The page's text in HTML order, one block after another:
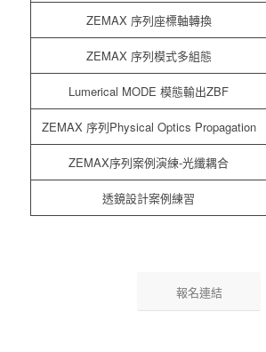
ZEMAX 序列座標軸轉換
ZEMAX 序列模式多組態
Lumerical MODE 模態輸出ZBF
ZEMAX 序列Physical Optics Propagation
ZEMAX序列案例演練-光纖耦合
透鏡設計案例練習
報名連結